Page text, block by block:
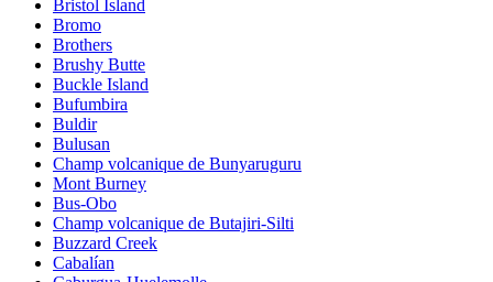
Bristol Island
Bromo
Brothers
Brushy Butte
Buckle Island
Bufumbira
Buldir
Bulusan
Champ volcanique de Bunyaruguru
Mont Burney
Bus-Obo
Champ volcanique de Butajiri-Silti
Buzzard Creek
Cabalían